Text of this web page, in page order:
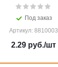
Под заказ
Артикул: 8810003
2.29руб./шт